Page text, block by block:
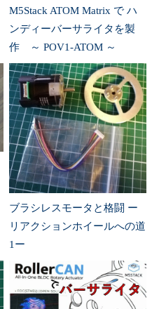
M5Stack ATOM Matrix で ハ
ンディーバーサライタを製
作 ～ POV1-ATOM ～
ブラシレスモータと格闘 ー
リアクションホイールへの道
1ー